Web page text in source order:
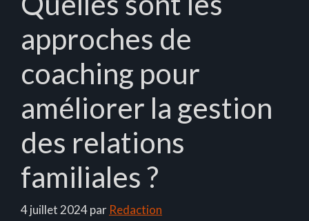
approches de
coaching pour
améliorer la gestion
des relations
familiales ?
4 juillet 2024par Redaction